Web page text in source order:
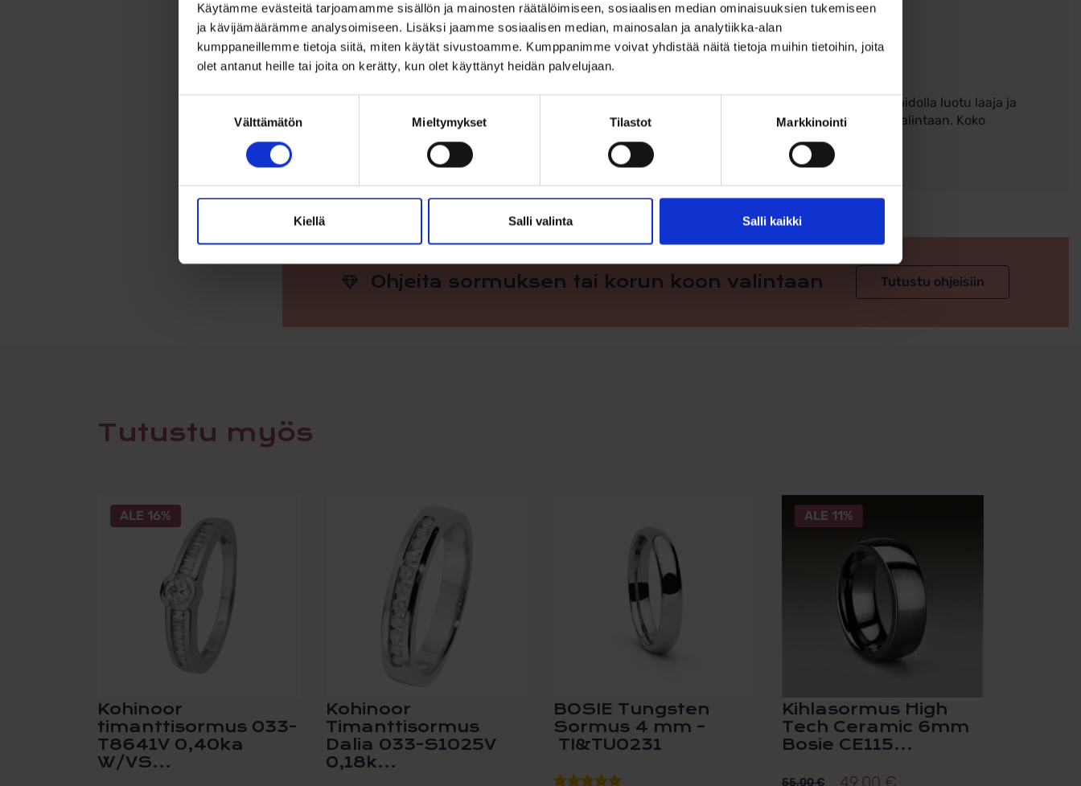
Käytämme evästeitä tarjoamamme sisällön ja mainosten räätälöimiseen, sosiaalisen median ominaisuuksien tukemiseen
ja kävijämäärämme analysoimiseen. Lisäksi jaamme sosiaalisen median, mainosalan ja analytiikka-alan
kumppaneillemme tietoja siitä, miten käytät sivustoamme. Kumppanimme voivat yhdistää näitä tietoja muihin tietoihin, joita
olet antanut heille tai joita on kerätty, kun olet käyttänyt heidän palvelujaan.
Välttämätön Mieltymykset Tilastot Markkinointi
Kiellä Salli valinta Salli kaikki
Oman varaston sormuksia rajoitettu määrä.
Oman varaston sormuksissa kaivertamattoman tuotteen palautusoikeus 14vrk.
on ruotsalainen sormusvalmistaja , jolla on pitkillä perinteilllä ja ammattitaidolla luotu laaja ja
laadukas sormusmallisto. Mallistosta löytyy runsaasti valinnanvaraa kihla- ja vihkisormuksen valintaan. Koko
Ohjeita sormuksen tai korun koon valintaan Tutustu ohjeisiin
Tutustu myös
ALE 16%
Kohinoor
timanttisormus 033-
T8641V 0,40ka
W/VS...
Kohinoor
Timanttisormus
Dalia 033-S1025V
0,18k...
BOSIE Tungsten
Sormus 4 mm –
TI&TU0231
ALE 11%
Kihlasormus High
Tech Ceramic 6mm
Bosie CE115...
55,00€
Tällä
tuotteella